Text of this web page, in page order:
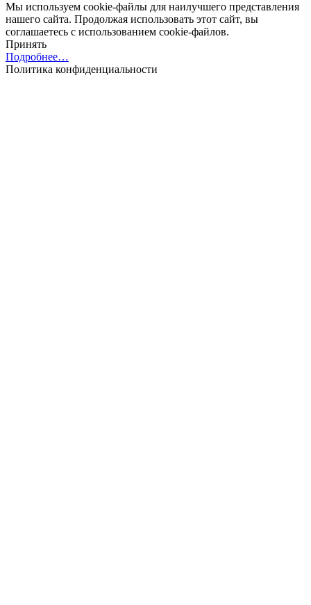
Мы используем cookie-файлы для наилучшего представления
нашего сайта. Продолжая использовать этот сайт, вы
соглашаетесь с использованием cookie-файлов.
Принять
Подробнее…
Политика конфиденциальности